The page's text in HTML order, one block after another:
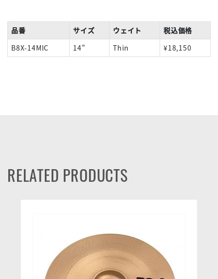
品番 サイズ ウェイト
税込価格
B8X-14MIC
14" Thin ¥18,150
RELATED PRODUCTS